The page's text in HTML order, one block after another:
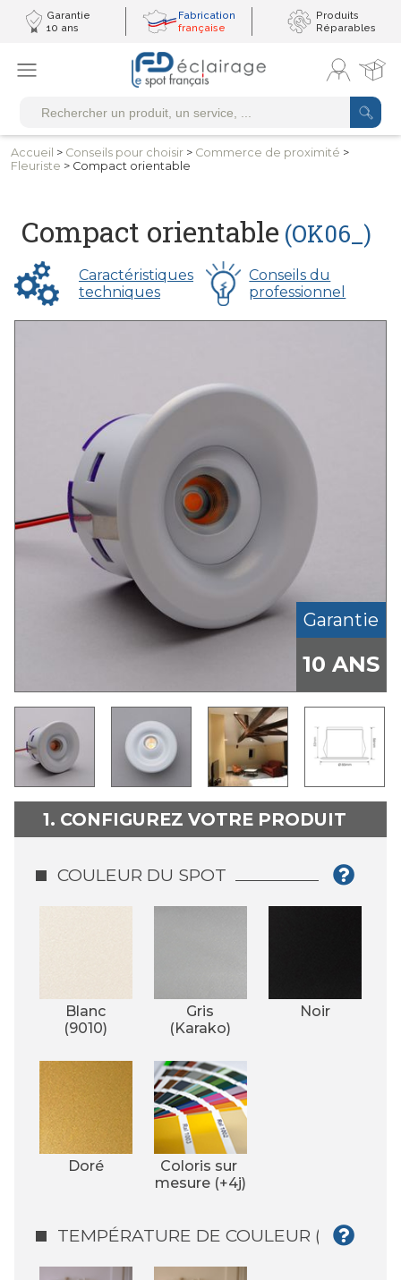
Garantie
10 ans
Fabrication
française
Produits
Réparables
Accueil > Conseils pour choisir > Commerce de proximité >
Fleuriste > Compact orientable
Compact orientable (OK06_)
Caractéristiques
techniques
Conseils du
professionnel
Garantie
10 ANS
1. CONFIGUREZ VOTRE PRODUIT
COULEUR DU SPOT
Blanc
(9010)
Gris
(Karako)
Noir
Doré
Coloris sur
mesure (+4j)
TEMPÉRATURE DE COULEUR (°K)